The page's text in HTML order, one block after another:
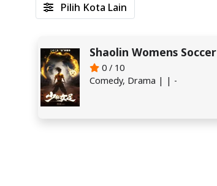
Shaolin Womens Soccer
0 / 10
Comedy, Drama | | -
Pilih Kota Lain